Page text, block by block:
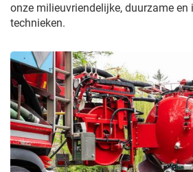
onze milieuvriendelijke, duurzame en
technieken.